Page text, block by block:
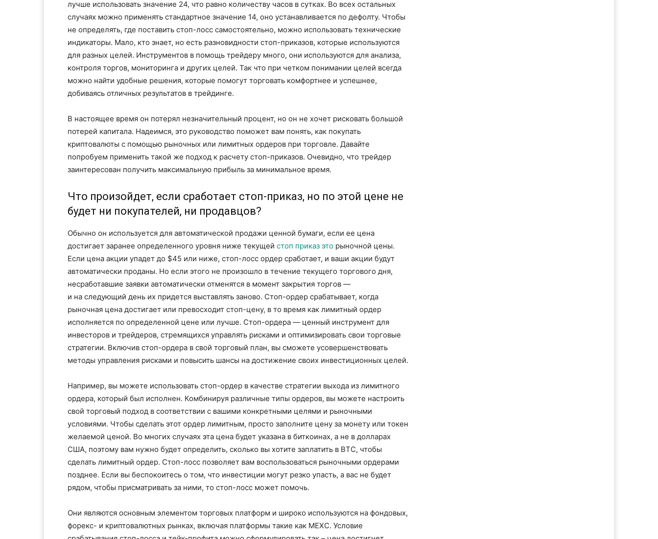
лучше использовать значение 24, что равно количеству часов в сутках. Во всех остальных
случаях можно применять стандартное значение 14, оно устанавливается по дефолту. Чтобы
не определять, где поставить стоп-лосс самостоятельно, можно использовать технические
индикаторы. Мало, кто знает, но есть разновидности стоп-приказов, которые используются
для разных целей. Инструментов в помощь трейдеру много, они используются для анализа,
контроля торгов, мониторинга и других целей. Так что при четком понимании целей всегда
можно найти удобные решения, которые помогут торговать комфортнее и успешнее,
добиваясь отличных результатов в трейдинге.
В настоящее время он потерял незначительный процент, но он не хочет рисковать большой
потерей капитала. Надеимся, это руководство поможет вам понять, как покупать
криптовалюты с помощью рыночных или лимитных ордеров при торговле. Давайте
попробуем применить такой же подход к расчету стоп-приказов. Очевидно, что трейдер
заинтересован получить максимальную прибыль за минимальное время.
Что произойдет, если сработает стоп-приказ, но по этой цене не
будет ни покупателей, ни продавцов?
Обычно он используется для автоматической продажи ценной бумаги, если ее цена
достигает заранее определенного уровня ниже текущей стоп приказ это рыночной цены.
Если цена акции упадет до $45 или ниже, стоп-лосс ордер сработает, и ваши акции будут
автоматически проданы. Но если этого не произошло в течение текущего торгового дня,
несработавшие заявки автоматически отменятся в момент закрытия торгов —
и на следующий день их придется выставлять заново. Стоп-ордер срабатывает, когда
рыночная цена достигает или превосходит стоп-цену, в то время как лимитный ордер
исполняется по определенной цене или лучше. Стоп-ордера — ценный инструмент для
инвесторов и трейдеров, стремящихся управлять рисками и оптимизировать свои торговые
стратегии. Включив стоп-ордера в свой торговый план, вы сможете усовершенствовать
методы управления рисками и повысить шансы на достижение своих инвестиционных целей.
Например, вы можете использовать стоп-ордер в качестве стратегии выхода из лимитного
ордера, который был исполнен. Комбинируя различные типы ордеров, вы можете настроить
свой торговый подход в соответствии с вашими конкретными целями и рыночными
условиями. Чтобы сделать этот ордер лимитным, просто заполните цену за монету или токен
желаемой ценой. Во многих случаях эта цена будет указана в биткоинах, а не в долларах
США, поэтому вам нужно будет определить, сколько вы хотите заплатить в BTC, чтобы
сделать лимитный ордер. Стоп-лосс позволяет вам воспользоваться рыночными ордерами
позднее. Если вы беспокоитесь о том, что инвестиции могут резко упасть, а вас не будет
рядом, чтобы присматривать за ними, то стоп-лосс может помочь.
Они являются основным элементом торговых платформ и широко используются на фондовых,
форекс- и криптовалютных рынках, включая платформы такие как MEXC. Условие